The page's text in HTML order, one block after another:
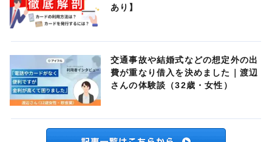
あり】
交通事故や結婚式などの想定外の出
費が重なり借入を決めました｜渡辺
さんの体験談（32歳・女性）